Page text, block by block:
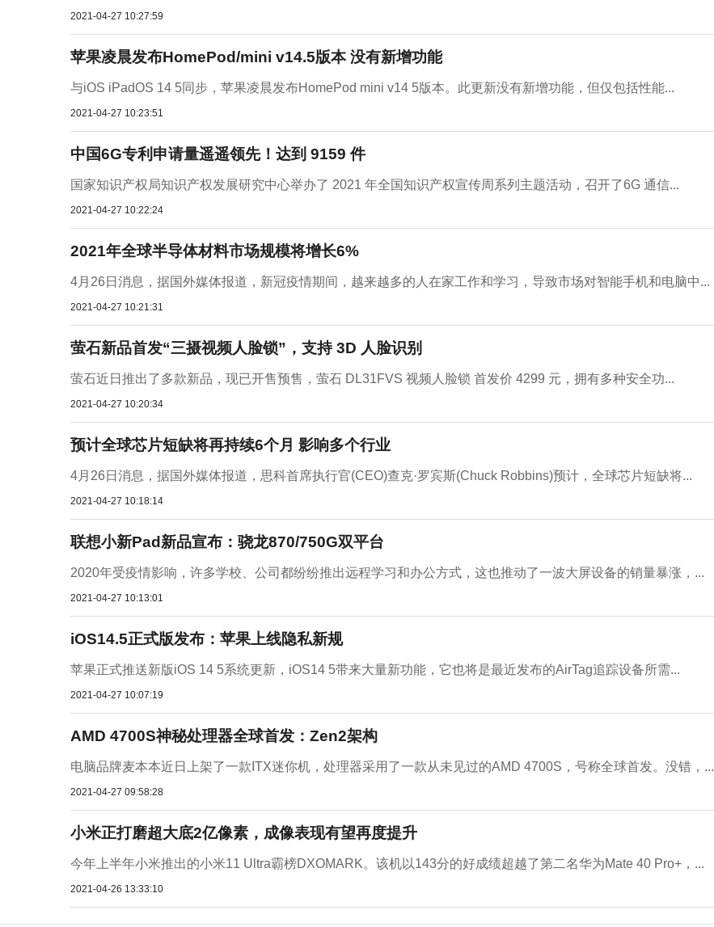
2021-04-27 10:27:59
苹果凌晨发布HomePod/mini v14.5版本 没有新增功能
与iOS iPadOS 14 5同步，苹果凌晨发布HomePod mini v14 5版本。此更新没有新增功能，但仅包括性能...
2021-04-27 10:23:51
中国6G专利申请量遥遥领先！达到 9159 件
国家知识产权局知识产权发展研究中心举办了 2021 年全国知识产权宣传周系列主题活动，召开了6G 通信...
2021-04-27 10:22:24
2021年全球半导体材料市场规模将增长6%
4月26日消息，据国外媒体报道，新冠疫情期间，越来越多的人在家工作和学习，导致市场对智能手机和电脑中...
2021-04-27 10:21:31
萤石新品首发“三摄视频人脸锁”，支持 3D 人脸识别
萤石近日推出了多款新品，现已开售预售，萤石 DL31FVS 视频人脸锁 首发价 4299 元，拥有多种安全功...
2021-04-27 10:20:34
预计全球芯片短缺将再持续6个月 影响多个行业
4月26日消息，据国外媒体报道，思科首席执行官(CEO)查克·罗宾斯(Chuck Robbins)预计，全球芯片短缺将...
2021-04-27 10:18:14
联想小新Pad新品宣布：骁龙870/750G双平台
2020年受疫情影响，许多学校、公司都纷纷推出远程学习和办公方式，这也推动了一波大屏设备的销量暴涨，...
2021-04-27 10:13:01
iOS14.5正式版发布：苹果上线隐私新规
苹果正式推送新版iOS 14 5系统更新，iOS14 5带来大量新功能，它也将是最近发布的AirTag追踪设备所需...
2021-04-27 10:07:19
AMD 4700S神秘处理器全球首发：Zen2架构
电脑品牌麦本本近日上架了一款ITX迷你机，处理器采用了一款从未见过的AMD 4700S，号称全球首发。没错，...
2021-04-27 09:58:28
小米正打磨超大底2亿像素，成像表现有望再度提升
今年上半年小米推出的小米11 Ultra霸榜DXOMARK。该机以143分的好成绩超越了第二名华为Mate 40 Pro+，...
2021-04-26 13:33:10